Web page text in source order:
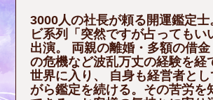
3000人の社長が頼る開運鑑定士
ビ系列「突然ですが占ってもい
出演。 両親の離婚・多額の借
の危機など波乱万丈の経験を経
世界に入り、 自身も経営者と
がら鑑定を続ける。その苦労を